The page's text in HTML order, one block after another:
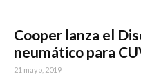
Cooper lanza el
neumático para
21 mayo, 2019